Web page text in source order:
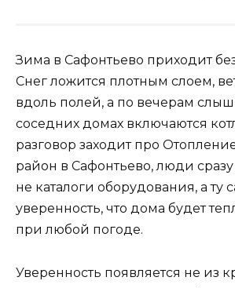
Зима в Сафонтьево приходит
Снег ложится плотным слоем,
вдоль полей, а по вечерам
соседних домах включаются
разговор заходит про
район в Сафонтьево, люди
не каталоги оборудования, а ту
уверенность, что дома будет
при любой погоде.
Уверенность появляется не из